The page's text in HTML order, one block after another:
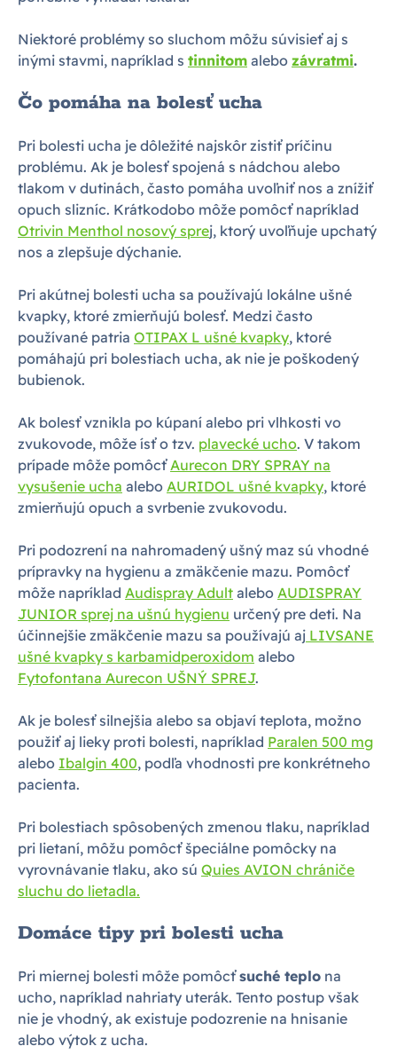
Niektoré problémy so sluchom môžu súvisieť aj s
inými stavmi, napríklad s tinnitom alebo závratmi.
Čo pomáha na bolesť ucha
Pri bolesti ucha je dôležité najskôr zistiť príčinu
problému. Ak je bolesť spojená s nádchou alebo
tlakom v dutinách, často pomáha uvoľniť nos a znížiť
opuch slizníc. Krátkodobo môže pomôcť napríklad
Otrivin Menthol nosový sprej, ktorý uvoľňuje upchatý
nos a zlepšuje dýchanie.
Pri akútnej bolesti ucha sa používajú lokálne ušné
kvapky, ktoré zmierňujú bolesť. Medzi často
používané patria OTIPAX L ušné kvapky, ktoré
pomáhajú pri bolestiach ucha, ak nie je poškodený
bubienok.
Ak bolesť vznikla po kúpaní alebo pri vlhkosti vo
zvukovode, môže ísť o tzv. plavecké ucho. V takom
prípade môže pomôcťAurecon DRY SPRAY na
vysušenie ucha alebo AURIDOL ušné kvapky, ktoré
zmierňujú opuch a svrbenie zvukovodu.
Pri podozrení na nahromadený ušný maz sú vhodné
prípravky na hygienu a zmäkčenie mazu. Pomôcť
môže napríklad Audispray Adult alebo AUDISPRAY
JUNIOR sprej na ušnú hygienu určený pre deti. Na
účinnejšie zmäkčenie mazu sa používajú aj LIVSANE
ušné kvapky s karbamidperoxidom alebo
Fytofontana Aurecon UŠNÝ SPREJ.
Ak je bolesť silnejšia alebo sa objaví teplota, možno
použiť aj lieky proti bolesti, napríklad Paralen 500 mg
alebo Ibalgin 400, podľa vhodnosti pre konkrétneho
pacienta.
Pri bolestiach spôsobených zmenou tlaku, napríklad
pri lietaní, môžu pomôcť špeciálne pomôcky na
vyrovnávanie tlaku, ako sú Quies AVION chrániče
sluchu do lietadla.
Domáce tipy pri bolesti ucha
Pri miernej bolesti môže pomôcťsuché teplo na
ucho, napríklad nahriaty uterák. Tento postup však
nie je vhodný, ak existuje podozrenie na hnisanie
alebo výtok z ucha.